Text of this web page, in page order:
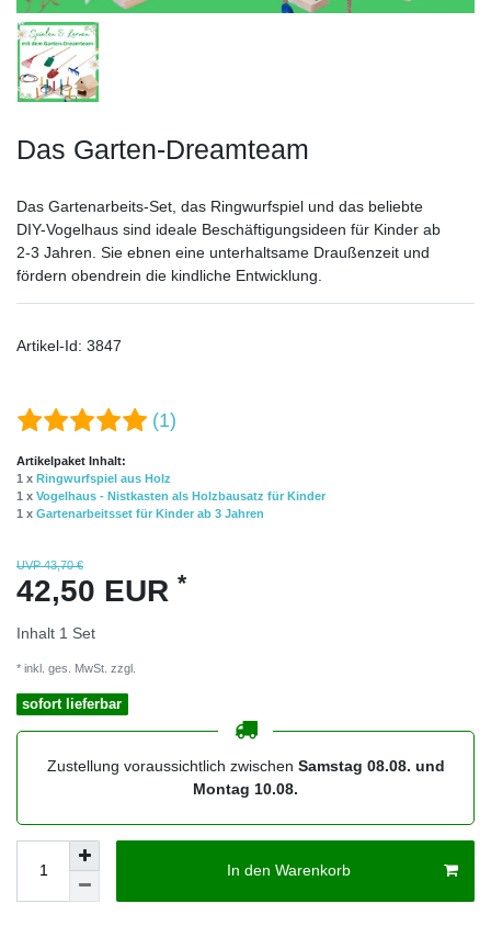
Das Garten-Dreamteam
Das Gartenarbeits-Set, das Ringwurfspiel und das beliebte
DIY-Vogelhaus sind ideale Beschäftigungsideen für Kinder ab
2-3 Jahren. Sie ebnen eine unterhaltsame Draußenzeit und
fördern obendrein die kindliche Entwicklung.
Artikel-Id: 3847
(1)
Artikelpaket Inhalt:
1 x Ringwurfspiel aus Holz
1 x Vogelhaus - Nistkasten als Holzbausatz für Kinder
1 x Gartenarbeitsset für Kinder ab 3 Jahren
UVP 43,70 €
42,50 EUR *
Inhalt 1 Set
* inkl. ges. MwSt. zzgl.
sofort lieferbar
Zustellung voraussichtlich zwischen Samstag 08.08. und
Montag 10.08.
In den Warenkorb